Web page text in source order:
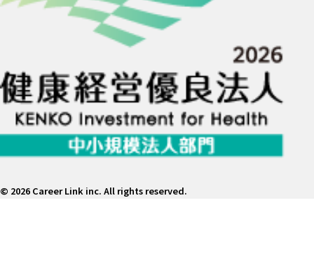
© 2026 Career Link inc. All rights reserved.